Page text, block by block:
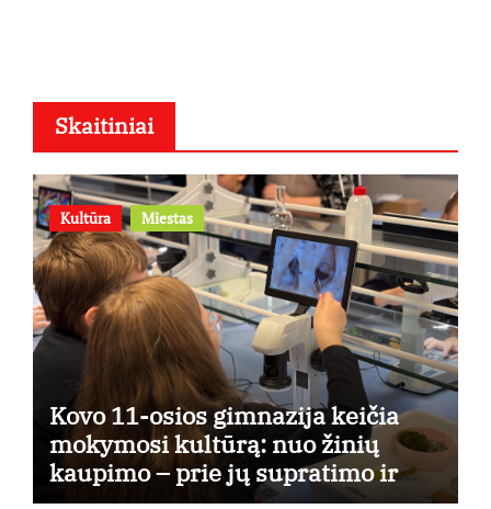
Skaitiniai
Kultūra Miestas
Kovo 11-osios gimnazija keičia
mokymosi kultūrą: nuo žinių
kaupimo – prie jų supratimo ir
taikymo